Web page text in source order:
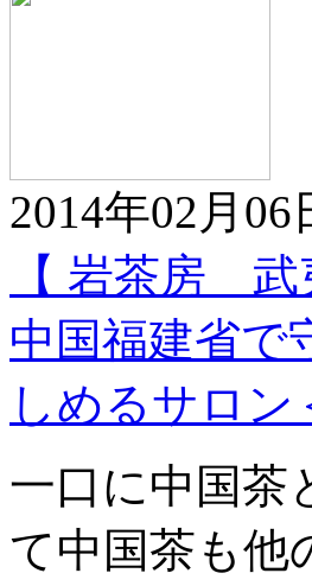
2014年02月06
【 岩茶房 武
中国福建省で
しめるサロン
一口に中国茶
て中国茶も他